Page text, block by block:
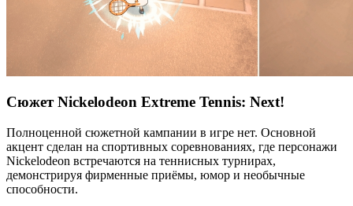
Сюжет Nickelodeon Extreme Tennis: Next!
Полноценной сюжетной кампании в игре нет. Основной
акцент сделан на спортивных соревнованиях, где персонажи
Nickelodeon встречаются на теннисных турнирах,
демонстрируя фирменные приёмы, юмор и необычные
способности.